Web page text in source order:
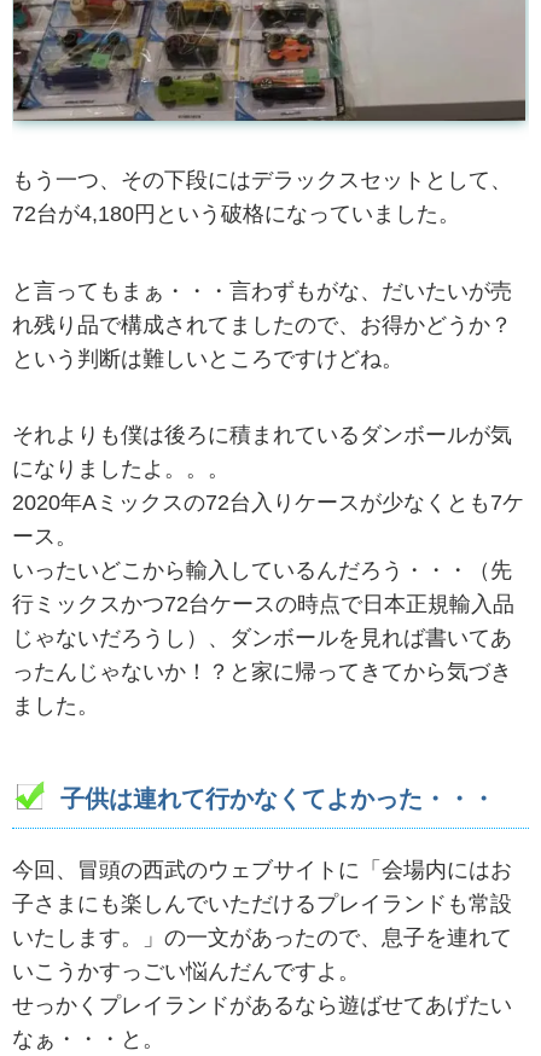
もう一つ、その下段にはデラックスセットとして、
72台が4,180円という破格になっていました。
と言ってもまぁ・・・言わずもがな、だいたいが売
れ残り品で構成されてましたので、お得かどうか？
という判断は難しいところですけどね。
それよりも僕は後ろに積まれているダンボールが気
になりましたよ。。。
2020年Aミックスの72台入りケースが少なくとも7ケ
ース。
いったいどこから輸入しているんだろう・・・（先
行ミックスかつ72台ケースの時点で日本正規輸入品
じゃないだろうし）、ダンボールを見れば書いてあ
ったんじゃないか！？と家に帰ってきてから気づき
ました。
子供は連れて行かなくてよかった・・・
今回、冒頭の西武のウェブサイトに「会場内にはお
子さまにも楽しんでいただけるプレイランドも常設
いたします。」の一文があったので、息子を連れて
いこうかすっごい悩んだんですよ。
せっかくプレイランドがあるなら遊ばせてあげたい
なぁ・・・と。